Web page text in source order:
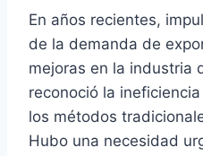
En años recientes,
de la demanda de
mejoras en la industria
reconoció la
los métodos
Hubo una necesidad